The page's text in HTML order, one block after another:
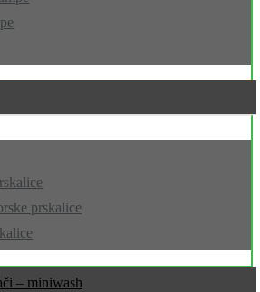
prskalice
– miniwash